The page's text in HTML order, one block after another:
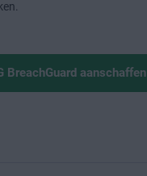
BreachGuard aanschaffen